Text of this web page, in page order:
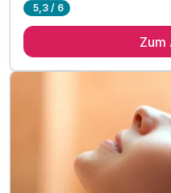
2 x reichhaltiges
1 x 1 Flasche Wein pro
1 x Begrüßungsgetränk
inkl. Wellnesszeit im über
inkl. Außenpool im
inkl. Nutzung der
5,3 / 6
Zum